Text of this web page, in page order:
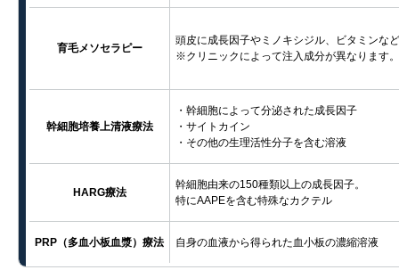
育毛メソセラピー
頭皮に成長因子やミノキシジル、
ビタミンなど
※クリニックによって注入成分が異なります。
幹細胞培養上清液療法
・幹細胞によって分泌された成長因子
・サイトカイン
・その他の生理活性分子を含む溶液
HARG療法
幹細胞由来の150種類以上の成長因子。
特にAAPEを含む特殊なカクテル
PRP（多血小板血漿）療法 自身の血液から得られた血小板の濃縮溶液